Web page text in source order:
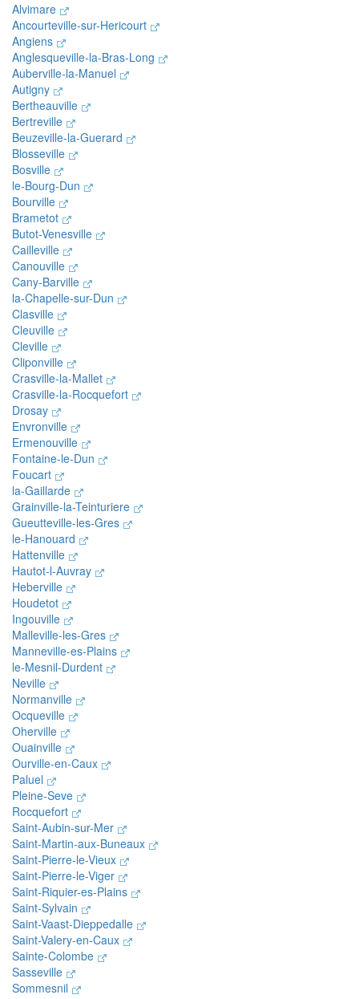
Alvimare
Ancourteville-sur-Hericourt
Angiens
Anglesqueville-la-Bras-Long
Auberville-la-Manuel
Autigny
Bertheauville
Bertreville
Beuzeville-la-Guerard
Blosseville
Bosville
le-Bourg-Dun
Bourville
Brametot
Butot-Venesville
Cailleville
Canouville
Cany-Barville
la-Chapelle-sur-Dun
Clasville
Cleuville
Cleville
Cliponville
Crasville-la-Mallet
Crasville-la-Rocquefort
Drosay
Envronville
Ermenouville
Fontaine-le-Dun
Foucart
la-Gaillarde
Grainville-la-Teinturiere
Gueutteville-les-Gres
le-Hanouard
Hattenville
Hautot-l-Auvray
Heberville
Houdetot
Ingouville
Malleville-les-Gres
Manneville-es-Plains
le-Mesnil-Durdent
Neville
Normanville
Ocqueville
Oherville
Ouainville
Ourville-en-Caux
Paluel
Pleine-Seve
Rocquefort
Saint-Aubin-sur-Mer
Saint-Martin-aux-Buneaux
Saint-Pierre-le-Vieux
Saint-Pierre-le-Viger
Saint-Riquier-es-Plains
Saint-Sylvain
Saint-Vaast-Dieppedalle
Saint-Valery-en-Caux
Sainte-Colombe
Sasseville
Sommesnil